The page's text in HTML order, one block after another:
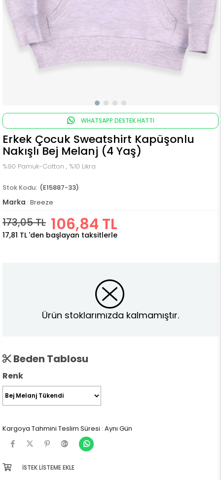
WHATSAPP DESTEK HATTI
Erkek Çocuk Sweatshirt Kapüşonlu
Nakışlı Bej Melanj (4 Yaş)
%90 Pamuk-Cotton , %10 Likra
(E15887-33)
Marka : Breeze
173,05 TL 106,84 TL
17,81 TL 'den başlayan taksitlerle
Ürün stoklarımızda kalmamıştır.
Beden Tablosu
Renk
Kargoya Tahmini Teslim Süresi : Aynı Gün
İSTEK LISTEME EKLE